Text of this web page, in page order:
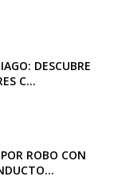
DESCUBRE
C...
ROBO CON